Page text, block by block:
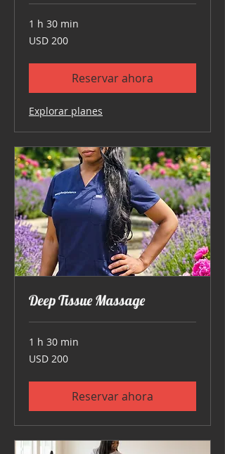
1 h 30 min
200
dólares
USD 200
Reservar ahora
Explorar planes
Deep Tissue Massage
1 h 30 min
200
dólares
USD 200
Reservar ahora